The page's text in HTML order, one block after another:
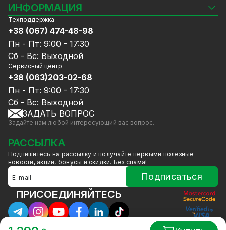
Камеры видеонаблюдения
Видеорегистраторы
Комплекты видеонаблюдения
СКУД
Источники питания
Сетевое оборудование
Ноутбуки и компьютеры
Аксессуары
Акции
Уцененный товар
GreenVision скидки
Мерч от GreenVision
Товары для дома
Товары снятые с производства
ИНФОРМАЦИЯ
Блог
Доставка и оплата
Гарантия и Сервисное обслуживание
Политика конфиденциальности
Договор публичной оферты
Сотрудничество
Услуги
Калькулятор расчёта объёма HDD
Техподдержка
+38 (067) 474-48-98
Пн - Пт: 9:00 - 17:30
Сб - Вс: Выходной
Сервисный центр
+38 (063)203-02-68
Пн - Пт: 9:00 - 17:30
Сб - Вс: Выходной
ЗАДАТЬ ВОПРОС
Задайте нам любой интересующий вас вопрос.
РАССЫЛКА
Подпишитесь на рассылку и получайте первыми полезные
новости, акции, бонусы и скидки. Без спама!
Подписаться
ПРИСОЕДИНЯЙТЕСЬ